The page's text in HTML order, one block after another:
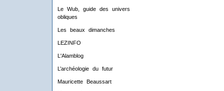
Le Wub, guide des univers
obliques
Les beaux dimanches
LEZINFO
L'Alamblog
L’archéologie du futur
Mauricette Beaussart